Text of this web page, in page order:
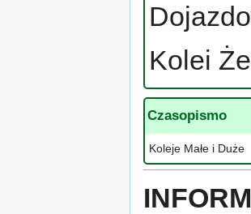
Kolei
Czasopismo
Koleje Małe i Duże